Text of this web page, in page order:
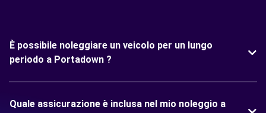
È possibile noleggiare un veicolo per un lungo
periodo a Portadown ?
Quale assicurazione è inclusa nel mio noleggio a